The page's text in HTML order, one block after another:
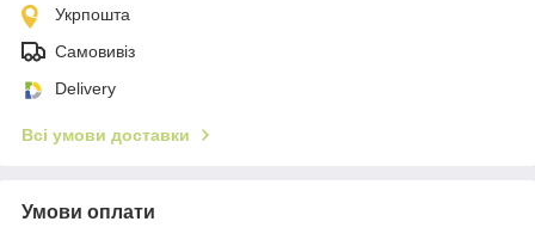
Укрпошта
Самовивіз
Delivery
Всі умови доставки
Умови оплати